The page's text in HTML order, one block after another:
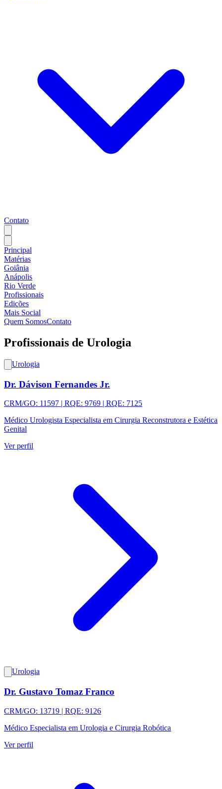
Contato
Principal
Matérias
Goiânia
Anápolis
Rio Verde
Profissionais
Edições
Mais Social
Quem SomosContato
Profissionais de Urologia
Urologia
Dr. Dávison Fernandes Jr.
CRM/GO: 11597 | RQE: 9769 | RQE: 7125
Médico Urologista Especialista em Cirurgia Reconstrutora e Estética
Genital
Ver perfil
Urologia
Dr. Gustavo Tomaz Franco
CRM/GO: 13719 | RQE: 9126
Médico Especialista em Urologia e Cirurgia Robótica
Ver perfil